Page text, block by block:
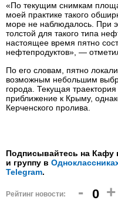
«По текущим снимкам
моей практике такого
море не наблюдалось. При
толстой для такого типа
настоящее время пятно
нефтепродуктов», —
По его словам, пятно
возможным небольшим
города. Текущая
приближение к Крыму,
Керченского пролива.
Подписывайтесь на Кафу
и группу в
Telegram.
Рейтинг новости: - 0 +